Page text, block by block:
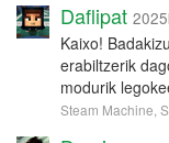
Daflipat
Kaixo!
erabiltzerik
modurik
Steam Machine,